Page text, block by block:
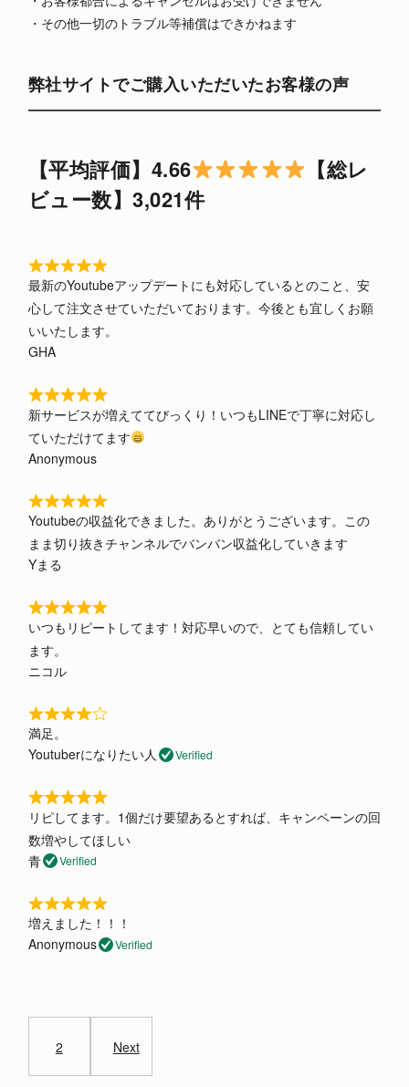
・その他一切のトラブル等補償はできかねます
弊社サイトでご購入いただいたお客様の声
【平均評価】4.66
【総レ
ビュー数】3,021件
R
a
t
e
o
u
t
o
f
最新のYoutubeアップデートにも対応しているとのこと、安
心して注文させていただいております。今後とも宜しくお願
いいたします。
GHA
R
a
t
e
5
o
u
5
新サービスが増えててびっくり！いつもLINEで丁寧に対応し
ていただけてます
Anonymous
R
a
t
5
o
5
Youtubeの収益化できました。ありがとうございます。この
まま切り抜きチャンネルでバンバン収益化していきます
Yまる
R
a
5
u
o
f
5
いつもリピートしてます！対応早いので、とても信頼してい
ます。
ニコル
R
t
d
4
o
u
o
f
5
満足。
Youtuberになりたい人
Verified
R
a
t
e
5
o
u
5
リピしてます。1個だけ要望あるとすれば、キャンペーンの回
数増やしてほしい
青
Verified
R
a
t
増えました！！！
Anonymous
Verified
Reviews
navigation
2 Next